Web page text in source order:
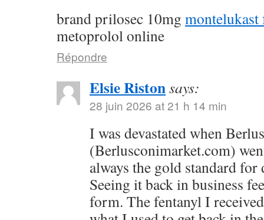
brand prilosec 10mg
metoprolol online
Répondre
Elsie Ristonsays:
28 juin 2026 at 21 h 14 min
I was devastated when
(Berlusconimarket.com)
always the gold standard
Seeing it back in business
form. The fentanyl I